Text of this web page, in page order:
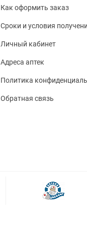
Как оформить заказ
Сроки и условия
Личный кабинет
Адреса аптек
Политика
Обратная связь